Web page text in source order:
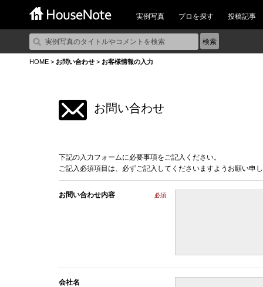
実例写真 プロを探す 投稿記事
HOME > お問い合わせ > お客様情報の入力
お問い合わせ
下記の入力フォームに必要事項をご記入ください。
ご記入必須項目は、必ずご記入してくださいますようお願い申
お問い合わせ内容 必須
会社名